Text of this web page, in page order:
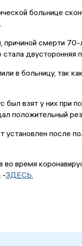
больнице
смерти
двусторонняя
в больницу, так
был взят у них при
положительный
установлен после
время
-ЗДЕСЬ.